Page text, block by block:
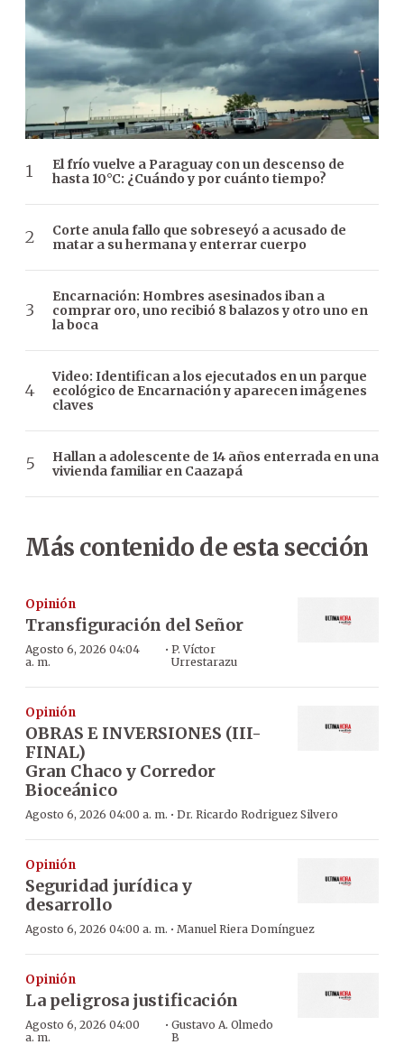
El frío vuelve a Paraguay con un descenso de
hasta 10°C: ¿Cuándo y por cuánto tiempo?
Corte anula fallo que sobreseyó a acusado de
matar a su hermana y enterrar cuerpo
Encarnación: Hombres asesinados iban a
comprar oro, uno recibió 8 balazos y otro uno en
la boca
Video: Identifican a los ejecutados en un parque
ecológico de Encarnación y aparecen imágenes
claves
Hallan a adolescente de 14 años enterrada en una
vivienda familiar en Caazapá
Más contenido de esta sección
Opinión
Transfiguración del Señor
Agosto 6, 2026 04:04
a. m.
· P. Víctor
Urrestarazu
Opinión
OBRAS E INVERSIONES (III-
FINAL)
Gran Chaco y Corredor
Bioceánico
Agosto 6, 2026 04:00 a. m. · Dr. Ricardo Rodriguez Silvero
Opinión
Seguridad jurídica y
desarrollo
Agosto 6, 2026 04:00 a. m. · Manuel Riera Domínguez
Opinión
La peligrosa justificación
Agosto 6, 2026 04:00
a. m.
· Gustavo A. Olmedo
B